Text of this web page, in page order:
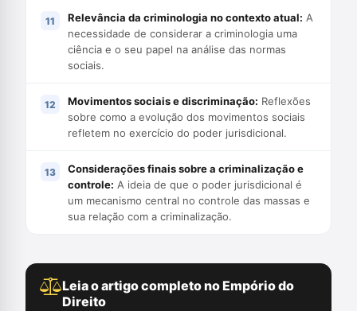
Relevância da criminologia no contexto atual: A
necessidade de considerar a criminologia uma
ciência e o seu papel na análise das normas
sociais.
Movimentos sociais e discriminação: Reflexões
sobre como a evolução dos movimentos sociais
refletem no exercício do poder jurisdicional.
Considerações finais sobre a criminalização e
controle: A ideia de que o poder jurisdicional é
um mecanismo central no controle das massas e
sua relação com a criminalização.
Leia o artigo completo no Empório do
Direito